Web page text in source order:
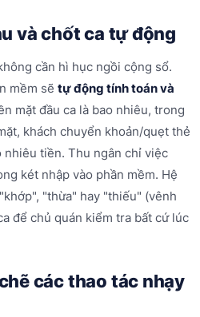
và chốt ca tự động
cần hì hục ngồi cộng sổ.
mềm sẽ tự động tính toán và
mặt đầu ca là bao nhiêu, trong
khách chuyển khoản/quẹt thẻ
nhiêu tiền. Thu ngân chỉ việc
két nhập vào phần mềm. Hệ
"thừa" hay "thiếu" (vênh
để chủ quán kiểm tra bất cứ lúc
các thao tác nhạy